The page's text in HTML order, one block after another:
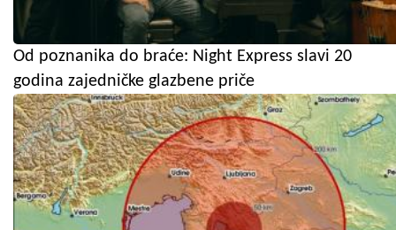
Od poznanika do braće: Night Express slavi 20
godina zajedničke glazbene priče